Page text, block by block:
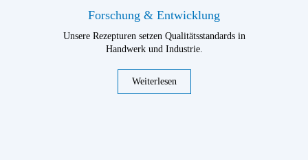
Forschung & Entwicklung
Unsere Rezepturen setzen Qualitätsstandards in
Handwerk und Industrie.
Weiterlesen